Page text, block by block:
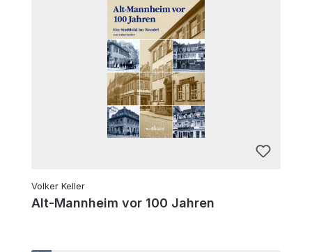
Volker Keller
Alt-Mannheim vor 100 Jahren